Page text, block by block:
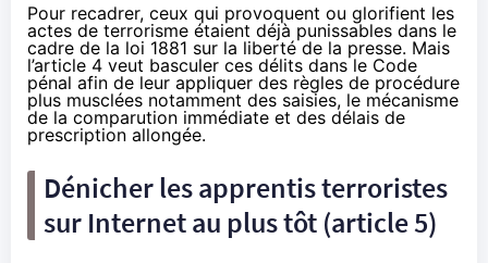
Pour recadrer, ceux qui provoquent ou glorifient les
actes de terrorisme étaient déjà punissables dans le
cadre de la loi 1881 sur la liberté de la presse. Mais
l’article 4 veut basculer ces délits dans le Code
pénal afin de leur appliquer des règles de procédure
plus musclées notamment des saisies, le mécanisme
de la comparution immédiate et des délais de
prescription allongée.
Dénicher les apprentis terroristes
sur Internet au plus tôt (article 5)